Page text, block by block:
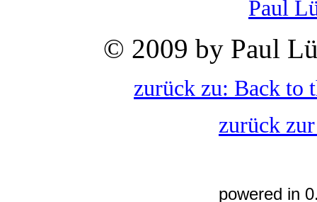
Paul
© 2009 by Paul
zurück zu: Back to
zurück
powered in